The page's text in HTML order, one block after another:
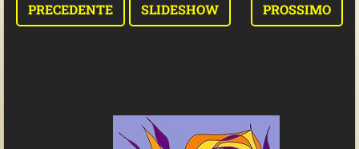
PRECEDENTE SLIDESHOW PROSSIMO